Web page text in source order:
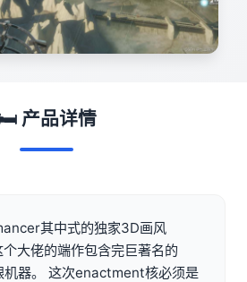
产品详情
其中式的独家3D画风
大佬的端作包含完巨著名的
机器。 这次enactment核必须是